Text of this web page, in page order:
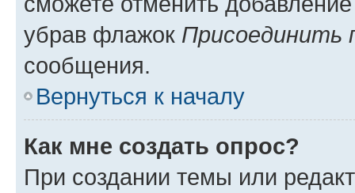
убрав флажок Присоединить
сообщения.
Вернуться к началу
Как мне создать опрос?
При создании темы или